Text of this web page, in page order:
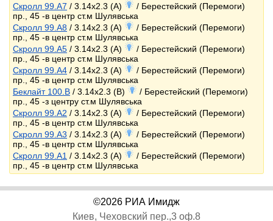
Скролл 99.A7 / 3.14x2.3 (A)
/ Берестейский (Перемоги)
пр., 45 -в центр ст.м Шулявська
Скролл 99.A8 / 3.14x2.3 (A)
/ Берестейский (Перемоги)
пр., 45 -в центр ст.м Шулявська
Скролл 99.A5 / 3.14x2.3 (A)
/ Берестейский (Перемоги)
пр., 45 -в центр ст.м Шулявська
Скролл 99.A4 / 3.14x2.3 (A)
/ Берестейский (Перемоги)
пр., 45 -в центр ст.м Шулявська
Беклайт 100.B / 3.14x2.3 (B)
/ Берестейский (Перемоги)
пр., 45 -з центру ст.м Шулявська
Скролл 99.A2 / 3.14x2.3 (A)
/ Берестейский (Перемоги)
пр., 45 -в центр ст.м Шулявська
Скролл 99.A3 / 3.14x2.3 (A)
/ Берестейский (Перемоги)
пр., 45 -в центр ст.м Шулявська
Скролл 99.A1 / 3.14x2.3 (A)
/ Берестейский (Перемоги)
пр., 45 -в центр ст.м Шулявська
©2026 РИА Имидж
Киев, Чеховский пер.,3 оф.8